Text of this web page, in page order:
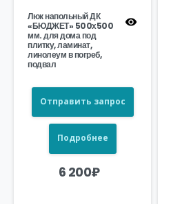
Люк напольный ДК
«БЮДЖЕТ» 500х500
мм. для дома под
плитку, ламинат,
линолеум в погреб,
подвал
Отправить запрос
Подробнее
6 200₽